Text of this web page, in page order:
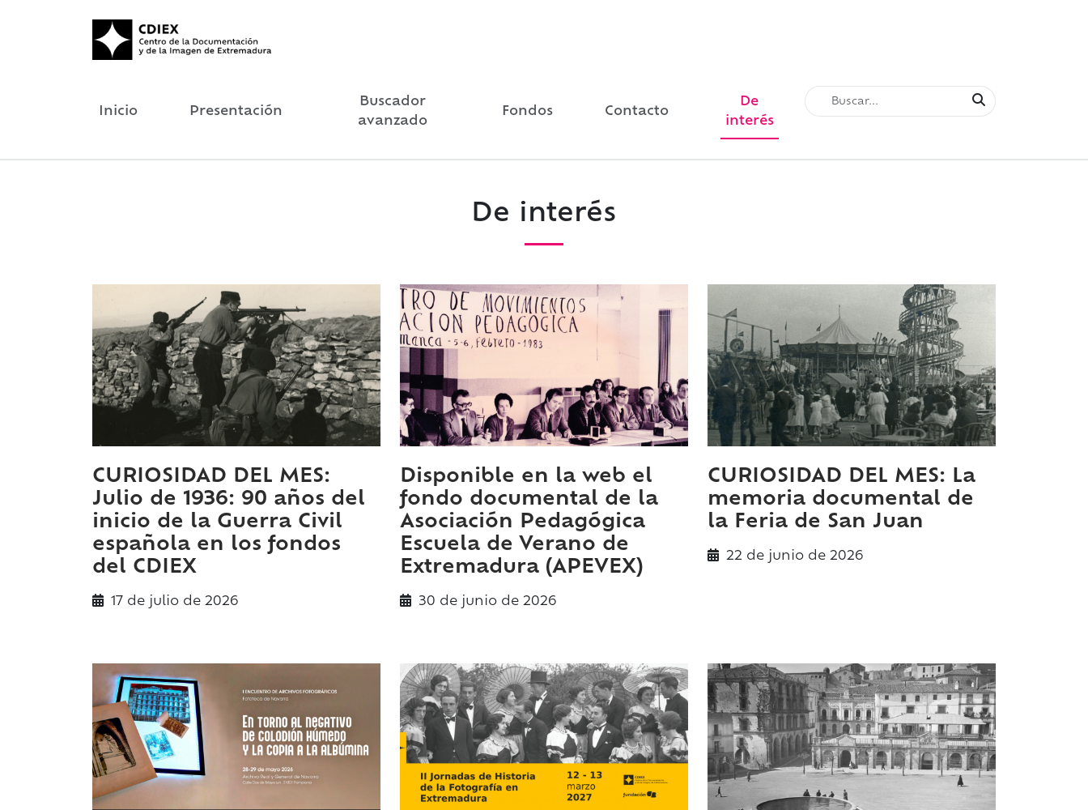
Inicio Presentación
Buscador
avanzado
Fondos Contacto
De
interés
De interés
CURIOSIDAD DEL MES:
Julio de 1936: 90 años del
inicio de la Guerra Civil
española en los fondos
del CDIEX
17 de julio de 2026
Disponible en la web el
fondo documental de la
Asociación Pedagógica
Escuela de Verano de
Extremadura (APEVEX)
30 de junio de 2026
CURIOSIDAD DEL MES: La
memoria documental de
la Feria de San Juan
22 de junio de 2026